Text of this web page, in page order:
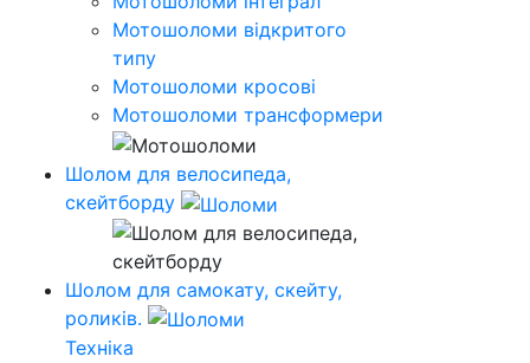
Мотошоломи відкритого
типу
Мотошоломи кросові
Мотошоломи трансформери
Шолом для велосипеда,
скейтборду
Шолом для самокату, скейту,
роликів.
Техніка